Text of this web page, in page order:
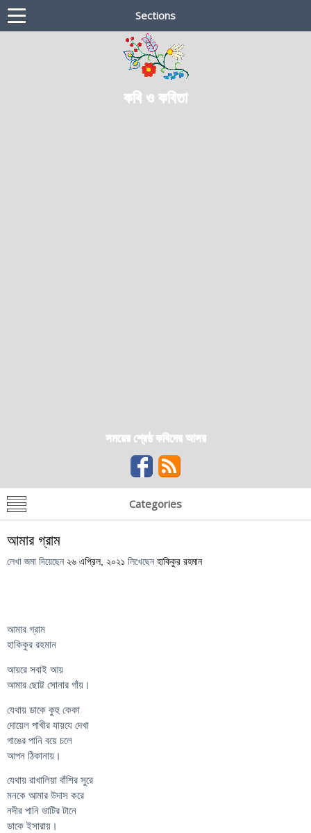
Sections
কবি ও কবিতা
সময়ের শ্রেষ্ঠ কবিদের আসর
Categories
আমার গ্রাম
লেখা জমা দিয়েছেন ২৬ এপ্রিল, ২০২১ লিখেছেন হাকিকুর রহমান
আমার গ্রাম
হাকিকুর রহমান
আয়রে সবাই আয়
আমার ছোট্ট সোনার গাঁয়।
যেথায় ডাকে কুহু কেকা
দোয়েল পাখীর যায়যে দেখা
গাঙের পানি বয়ে চলে
আপন ঠিকানায়।
যেথায় রাখালিয়া বাঁশির সুরে
মনকে আমার উদাস করে
নদীর পানি ভাটির টানে
ডাকে ইসারায়।